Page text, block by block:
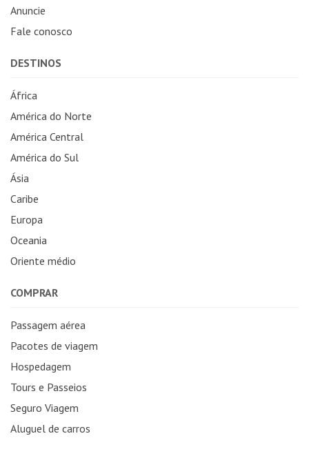
Anuncie
Fale conosco
DESTINOS
África
América do Norte
América Central
América do Sul
Ásia
Caribe
Europa
Oceania
Oriente médio
COMPRAR
Passagem aérea
Pacotes de viagem
Hospedagem
Tours e Passeios
Seguro Viagem
Aluguel de carros